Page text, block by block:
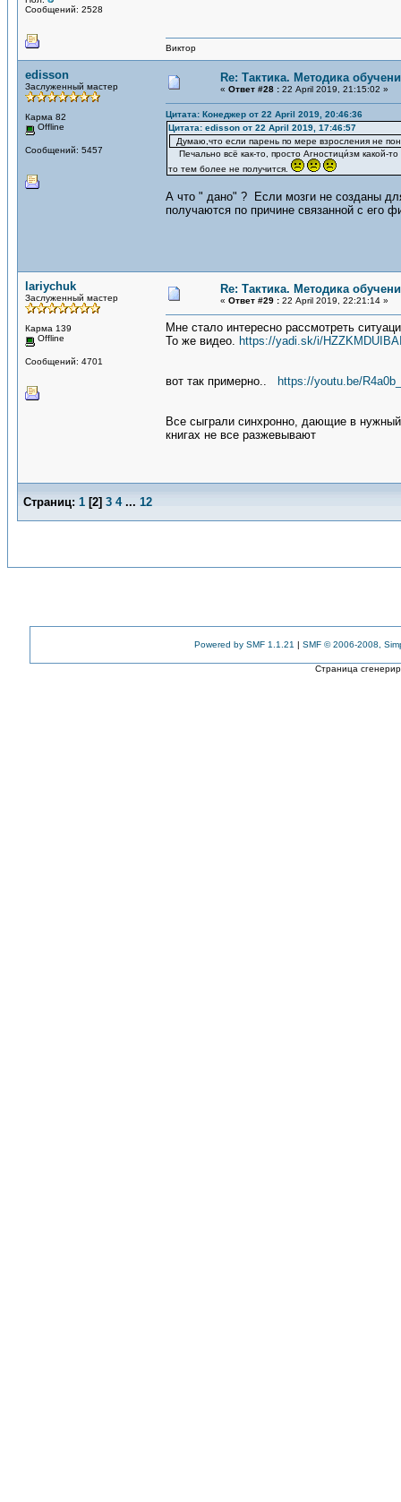
Сообщений: 2528
Виктор
edisson
Заслуженный мастер
Карма 82
Offline
Сообщений: 5457
Re: Тактика. Методика
« Ответ #28 : 22 April 2019, 21:15:02 »
Цитата: Конеджер от 22 April 2019, 20:46:36
Цитата: edisson от 22 April 2019, 17:46:57
Думаю,что если парень по мере взросления не
Печально всё как-то, просто Агностици́зм какой-
то тем более не получится.
А что " дано" ? Если мозги не созданы
получаются по причине связанной с его
lariychuk
Заслуженный мастер
Карма 139
Offline
Сообщений: 4701
Re: Тактика. Методика
« Ответ #29 : 22 April 2019, 22:21:14 »
Мне стало интересно рассмотреть
То же видео. https://yadi.sk/i/
вот так примерно.. https://youtu.be/
Все сыграли синхронно, дающие в
книгах не все разжевывают
Страниц: 1 [2] 3 4 ... 12
Powered by SMF 1.1.21 |SMF © 2006-2008,
Страница